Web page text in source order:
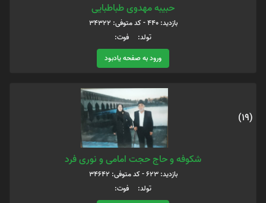
حبیبه مهدوی طباطبایی
بازدید: 440 - کد متوفی: 34322
تولد: فوت:
ورود به صفحه یادبود
(19)
شکوفه و حاج حجت امامی و نوری فرد
بازدید: 623 - کد متوفی: 34642
تولد: فوت: